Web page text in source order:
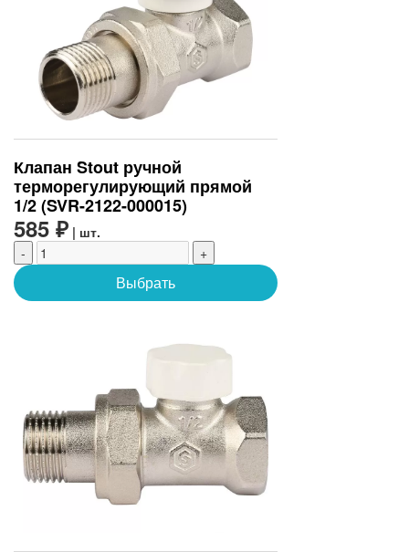
Клапан Stout ручной
терморегулирующий прямой
1/2 (SVR-2122-000015)
585 ₽ | шт.
-
+
Выбрать